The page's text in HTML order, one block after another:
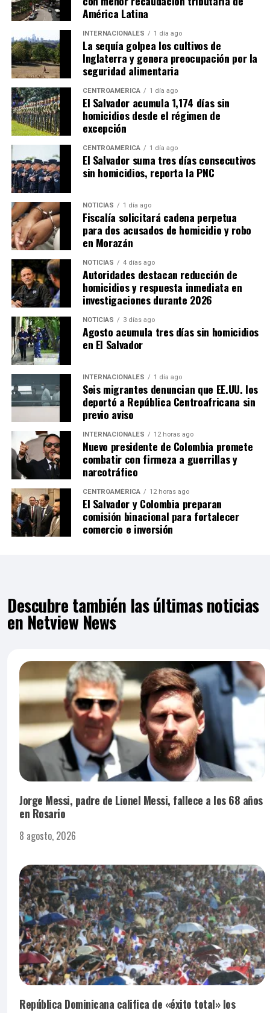
América Latina
INTERNACIONALES 1 día ago
La sequía golpea los cultivos de
Inglaterra y genera preocupación por la
seguridad alimentaria
CENTROAMÉRICA 1 día ago
El Salvador acumula 1,174 días sin
homicidios desde el régimen de
excepción
CENTROAMÉRICA 1 día ago
El Salvador suma tres días consecutivos
sin homicidios, reporta la PNC
NOTICIAS 1 día ago
Fiscalía solicitará cadena perpetua
para dos acusados de homicidio y robo
en Morazán
NOTICIAS 4 días ago
Autoridades destacan reducción de
homicidios y respuesta inmediata en
investigaciones durante 2026
NOTICIAS 3 días ago
Agosto acumula tres días sin homicidios
en El Salvador
INTERNACIONALES 1 día ago
Seis migrantes denuncian que EE.UU. los
deportó a República Centroafricana sin
previo aviso
INTERNACIONALES 12 horas ago
Nuevo presidente de Colombia promete
combatir con firmeza a guerrillas y
narcotráfico
CENTROAMÉRICA 12 horas ago
El Salvador y Colombia preparan
comisión binacional para fortalecer
comercio e inversión
Descubre también las últimas noticias
en Netview News
Jorge Messi, padre de Lionel Messi, fallece a los 68 años
en Rosario
8 agosto, 2026
República Dominicana califica de «éxito total» los